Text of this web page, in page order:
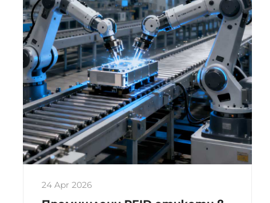
потребителски стоки, е...
24 Apr 2026